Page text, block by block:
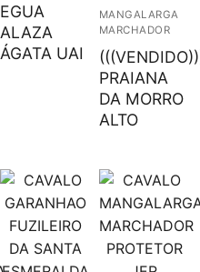
EGUA
ALAZA
ÁGATA UAI
MANGALARGA
MARCHADOR
PRAIANA
DA MORRO
ALTO